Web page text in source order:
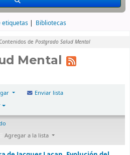
etiquetas Bibliotecas
de Postgrado Salud Mental
Mental
Enviar lista
Agregar a la lista